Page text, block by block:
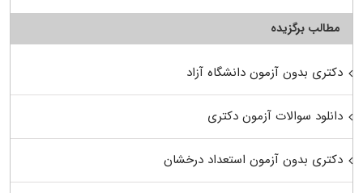
مطالب برگزیده
دکتری بدون آزمون دانشگاه آزاد
دانلود سوالات آزمون دکتری
دکتری بدون آزمون استعداد درخشان